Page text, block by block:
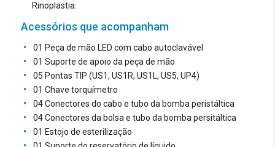
Rinoplastia.
Acessórios que acompanham
01 Peça de mão LED com cabo autoclavável
01 Suporte de apoio da peça de mão
05 Pontas TIP (US1, US1R, US1L, US5, UP4)
01 Chave torquímetro
04 Conectores do cabo e tubo da bomba peristáltica
04 Conectores da bolsa e tubo da bomba persitáltica
01 Estojo de esterilização